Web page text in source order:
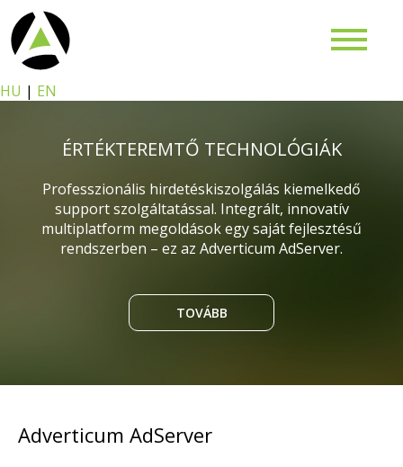
HU | EN
ÉRTÉKTEREMTŐ TECHNOLÓGIÁK
Professzionális hirdetéskiszolgálás kiemelkedő
support szolgáltatással. Integrált, innovatív
multiplatform megoldások egy saját fejlesztésű
rendszerben – ez az Adverticum AdServer.
TOVÁBB
Adverticum AdServer